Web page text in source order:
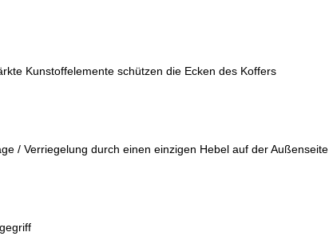
Kunstoffelemente schützen die Ecken des Koffers
/ Verriegelung durch einen einzigen Hebel auf der Außenseite